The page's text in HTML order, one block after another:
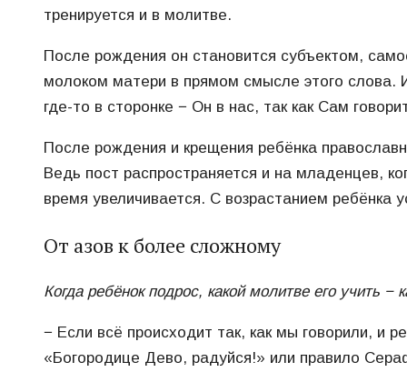
тренируется и в молитве.
После рождения он становится субъектом,
молоком матери в прямом смысле этого слова.
где-то в сторонке − Он в нас, так как Сам
После рождения и крещения ребёнка
Ведь пост распространяется и на младенцев,
время увеличивается. С возрастанием ребёнка
От азов к более сложному
Когда ребёнок подрос, какой молитве его учить
− Если всё происходит так, как мы говорили, и
«Богородице Дево, радуйся!» или правило